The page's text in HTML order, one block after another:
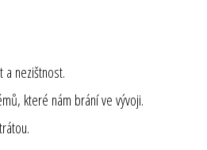
nezištnost.
které nám brání ve vývoji.